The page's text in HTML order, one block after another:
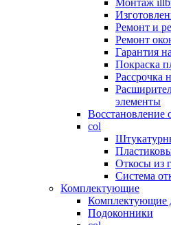
Монтаж
Ремонт и
Ремонт
Гарантия
Покраска
Рассрочка
элементы
Восстановление
col
Откосы из
Система
Комплектующие
Комплектующие
Подоконники